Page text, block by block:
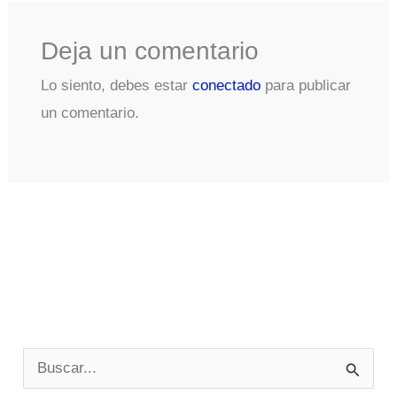
Deja un comentario
Lo siento, debes estar conectadopara publicar
un comentario.
u